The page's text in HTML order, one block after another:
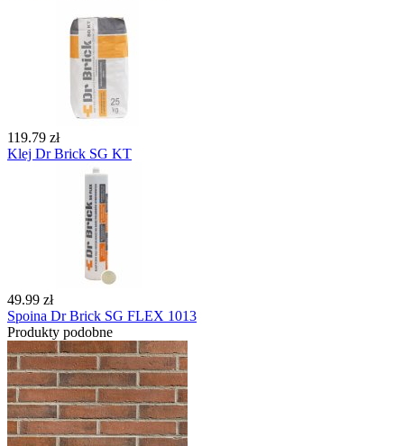
119.79 zł
Klej Dr Brick SG KT
49.99 zł
Spoina Dr Brick SG FLEX 1013
Produkty podobne